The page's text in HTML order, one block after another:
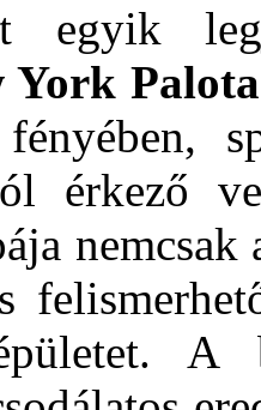
York
érkező
nemcsak
A